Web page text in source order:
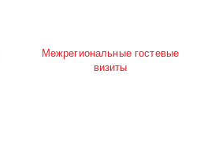
Межрегиональные гостевые
визиты